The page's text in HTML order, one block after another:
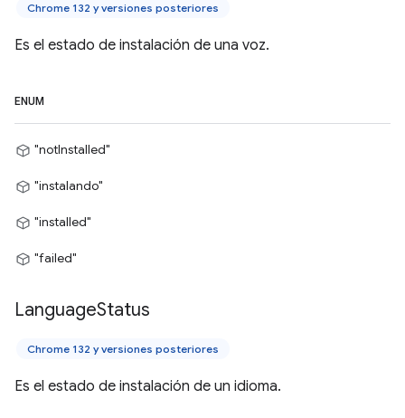
Chrome 132 y versiones posteriores
Es el estado de instalación de una voz.
ENUM
"notInstalled"
"instalando"
"installed"
"failed"
LanguageStatus
Chrome 132 y versiones posteriores
Es el estado de instalación de un idioma.